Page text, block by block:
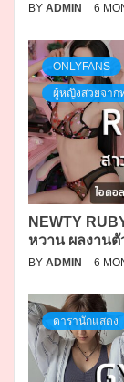
BY ADMIN 6
ONLYFANS
ผู้หญิงสวยจาก
NEWTY
หวาน ผลงานตั
BY ADMIN 6
ดารานักแสดง